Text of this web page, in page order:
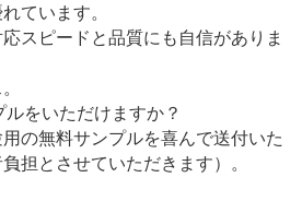
ています。
スピードと品質にも自信がありま
をいただけますか？
の無料サンプルを喜んで送付いた
担とさせていただきます）。